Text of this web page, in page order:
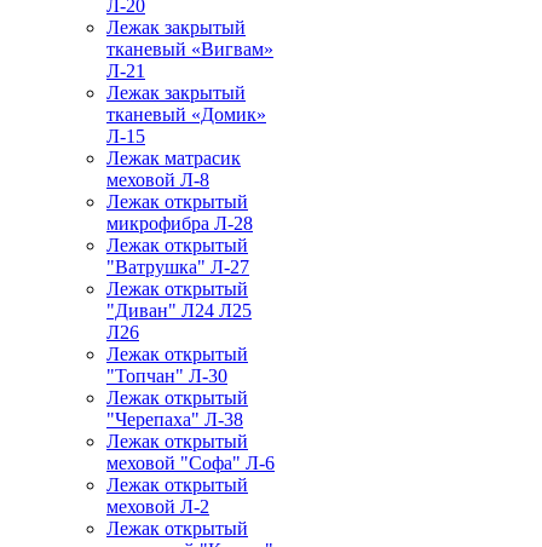
Л-20
Лежак закрытый
тканевый «Вигвам»
Л-21
Лежак закрытый
тканевый «Домик»
Л-15
Лежак матрасик
меховой Л-8
Лежак открытый
микрофибра Л-28
Лежак открытый
"Ватрушка" Л-27
Лежак открытый
"Диван" Л24 Л25
Л26
Лежак открытый
"Топчан" Л-30
Лежак открытый
"Черепаха" Л-38
Лежак открытый
меховой "Софа" Л-6
Лежак открытый
меховой Л-2
Лежак открытый